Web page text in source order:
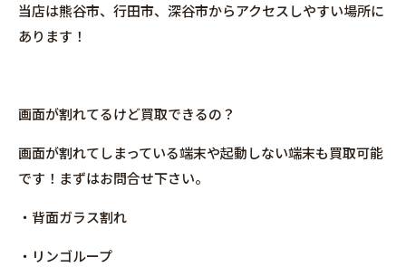
当店は熊谷市、行田市、深谷市からアクセスしやすい場所に
あります！
画面が割れてるけど買取できるの？
画面が割れてしまっている端末や起動しない端末も買取可能
です！まずはお問合せ下さい。
・背面ガラス割れ
・リンゴループ